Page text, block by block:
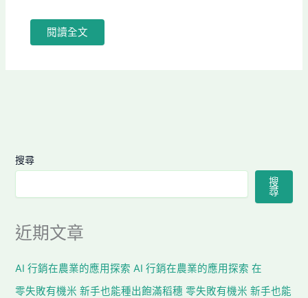
閱讀全文
搜尋
搜
尋
近期文章
AI 行銷在農業的應用探索 AI 行銷在農業的應用探索 在
零失敗有機米 新手也能種出飽滿稻穗 零失敗有機米 新手也能